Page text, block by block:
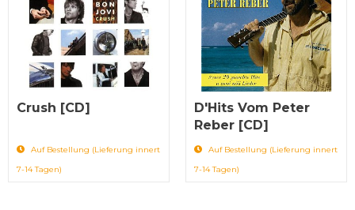
Crush [CD]
Auf Bestellung (Lieferung innert
7-14 Tagen)
D'Hits Vom Peter
Reber [CD]
Auf Bestellung (Lieferung innert
7-14 Tagen)